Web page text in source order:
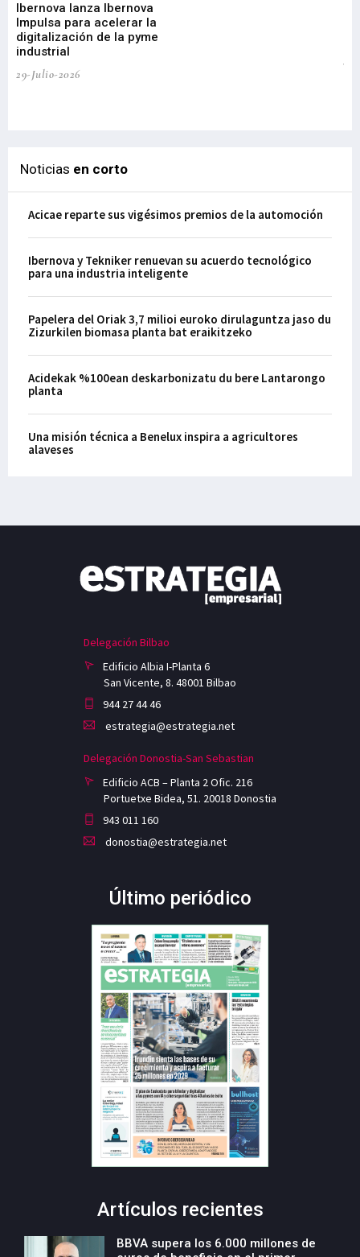
Ibernova lanza Ibernova
Impulsa para acelerar la
digitalización de la pyme
industrial
29-Julio-2026
Noticias en corto
Acicae reparte sus vigésimos premios de la automoción
Ibernova y Tekniker renuevan su acuerdo tecnológico
para una industria inteligente
Papelera del Oriak 3,7 milioi euroko dirulaguntza jaso du
Zizurkilen biomasa planta bat eraikitzeko
Acidekak %100ean deskarbonizatu du bere Lantarongo
planta
Una misión técnica a Benelux inspira a agricultores
alaveses
Delegación Bilbao
Edificio Albia I-Planta 6
San Vicente, 8. 48001 Bilbao
944 27 44 46
estrategia@estrategia.net
Delegación Donostia-San Sebastian
Edificio ACB – Planta 2 Ofic. 216
Portuetxe Bidea, 51. 20018 Donostia
943 011 160
donostia@estrategia.net
Último periódico
Artículos recientes
BBVA supera los 6.000 millones de